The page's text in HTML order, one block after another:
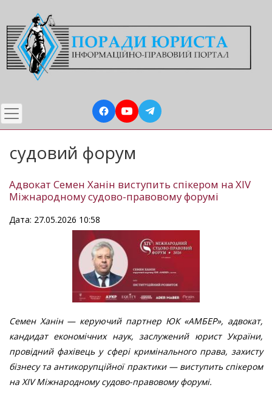
до
основного
вмісту
судовий форум
Адвокат Семен Ханін виступить спікером на XІV
Міжнародному судово-правовому форумі
Дата: 27.05.2026 10:58
Семен Ханін — керуючий партнер ЮК «АМБЕР», адвокат,
кандидат економічних наук, заслужений юрист України,
провідний фахівець у сфері кримінального права, захисту
бізнесу та антикорупційної практики — виступить спікером
на XІV Міжнародному судово-правовому форумі.